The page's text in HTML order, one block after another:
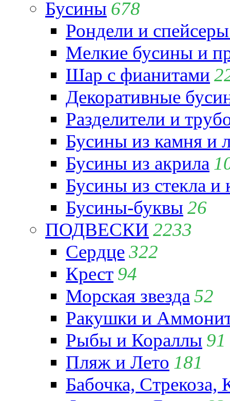
Бусины 678
Рондели и
Мелкие бусины и
Шар с фианитами
Декоративные
Разделители и
Бусины из камня и
Бусины из акрила
Бусины из стекла и
Бусины-буквы 26
ПОДВЕСКИ 2233
Сердце322
Крест 94
Морская звезда 52
Ракушки и
Рыбы и Кораллы 91
Пляж и Лето 181
Бабочка,